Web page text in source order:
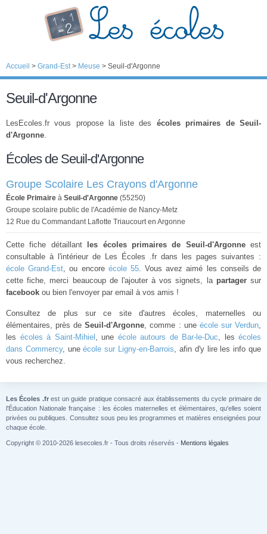
Accueil > Grand-Est> Meuse > Seuil-d'Argonne
Seuil-d'Argonne
LesEcoles.fr vous propose la liste des écoles primaires de Seuil-
d'Argonne.
Écoles de Seuil-d'Argonne
Groupe Scolaire Les Crayons d'Argonne
École Primaire à Seuil-d'Argonne (55250)
Groupe scolaire public de l'Académie de Nancy-Metz
12 Rue du Commandant Laflotte Triaucourt en Argonne
Cette fiche détaillant les écoles primaires de Seuil-d'Argonneest
consultable à l'intérieur de Les Écoles .fr dans les pages suivantes :
école Grand-Est, ou encore école 55. Vous avez aimé les conseils de
cette fiche, merci beaucoup de l'ajouter à vos signets, la partagersur
facebook ou bien l'envoyer par email à vos amis !
Consultez de plus sur ce site d'autres écoles, maternelles ou
élémentaires, près deSeuil-d'Argonne, comme : une école sur Verdun,
les écoles à Saint-Mihiel , une école autours de Bar-le-Duc, les écoles
dans Commercy, uneécole sur Ligny-en-Barrois, afin d'y lire les info que
vous recherchez.
Les Écoles .frest un guide pratique consacré aux établissements du cycle primaire de
l'Éducation Nationale française : les écoles maternelles et élémentaires, qu'elles soient
privées ou publiques. Consultez sous peu les programmes et matières enseignées pour
chaque école.
Copyright © 2010-2026 lesecoles.fr - Tous droits réservés - Mentions légales